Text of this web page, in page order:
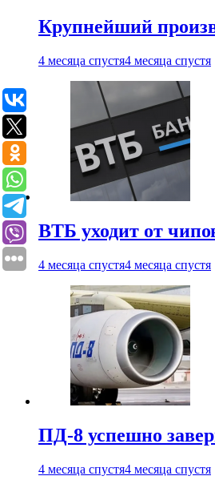
Крупнейший
4 месяца спустя4 месяца спустя
ВТБ уходит от
4 месяца спустя4 месяца спустя
ПД-8 успешно
4 месяца спустя4 месяца спустя